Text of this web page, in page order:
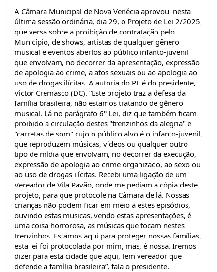
A Câmara Municipal de Nova Venécia aprovou, nesta
última sessão ordinária, dia 29, o Projeto de Lei 2/2025,
que versa sobre a proibição de contratação pelo
Município, de shows, artistas de qualquer gênero
musical e eventos abertos ao público infanto-juvenil
que envolvam, no decorrer da apresentação, expressão
de apologia ao crime, a atos sexuais ou ao apologia ao
uso de drogas ilícitas. A autoria do PL é do presidente,
Victor Cremasco (DC). “Este projeto traz a defesa da
família brasileira, não estamos tratando de gênero
musical. Lá no parágrafo 6° Lei, diz que também ficam
proibido a circulação destes "trenzinhos da alegria" e
"carretas de som" cujo o público alvo é o infanto-juvenil,
que reproduzem músicas, vídeos ou qualquer outro
tipo de mídia que envolvam, no decorrer da execução,
expressão de apologia ao crime organizado, ao sexo ou
ao uso de drogas ilícitas. Recebi uma ligação de um
Vereador de Vila Pavão, onde me pediam a cópia deste
projeto, para que protocole na Câmara de lá. Nossas
crianças não podem ficar em meio a estes episódios,
ouvindo estas musicas, vendo estas apresentações, é
uma coisa horrorosa, as músicas que tocam nestes
trenzinhos. Estamos aqui para proteger nossas famílias,
esta lei foi protocolada por mim, mas, é nossa. Iremos
dizer para esta cidade que aqui, tem vereador que
defende a família brasileira”, fala o presidente.